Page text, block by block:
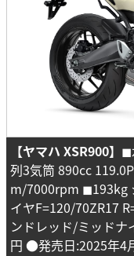
【ヤマハ XSR900】 ◼︎
列3気筒 890cc
m/7000rpm ◼︎193kg
イヤF=120/70ZR17
ンドレッド/ミッド
円 ●発売日:2025年4